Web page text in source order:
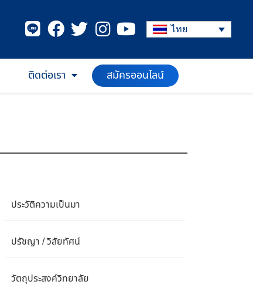
ไทย
ติดต่อเรา สมัครออนไลน์
ประวัติความเป็นมา
ปรัชญา / วิสัยทัศน์
วัตถุประสงค์วิทยาลัย